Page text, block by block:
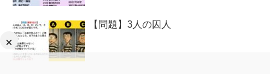
×
【問題】3人の囚人